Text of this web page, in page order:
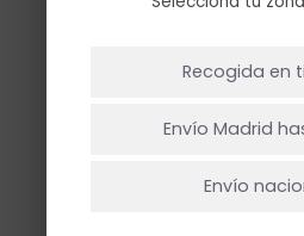
de alta calidad.
Recogida en
Envío Madrid
Envío